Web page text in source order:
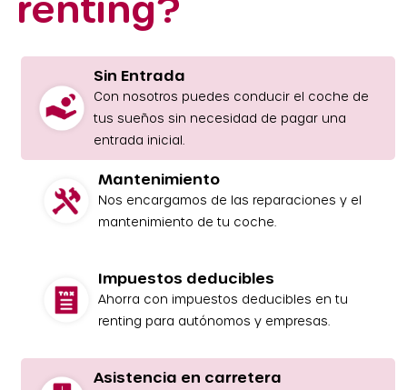
Sin Entrada
Con nosotros puedes conducir el coche de
tus sueños sin necesidad de pagar una
entrada inicial.
Mantenimiento
Nos encargamos de las reparaciones y el
mantenimiento de tu coche.
Impuestos deducibles
Ahorra con impuestos deducibles en tu
renting para autónomos y empresas.
Asistencia en carretera